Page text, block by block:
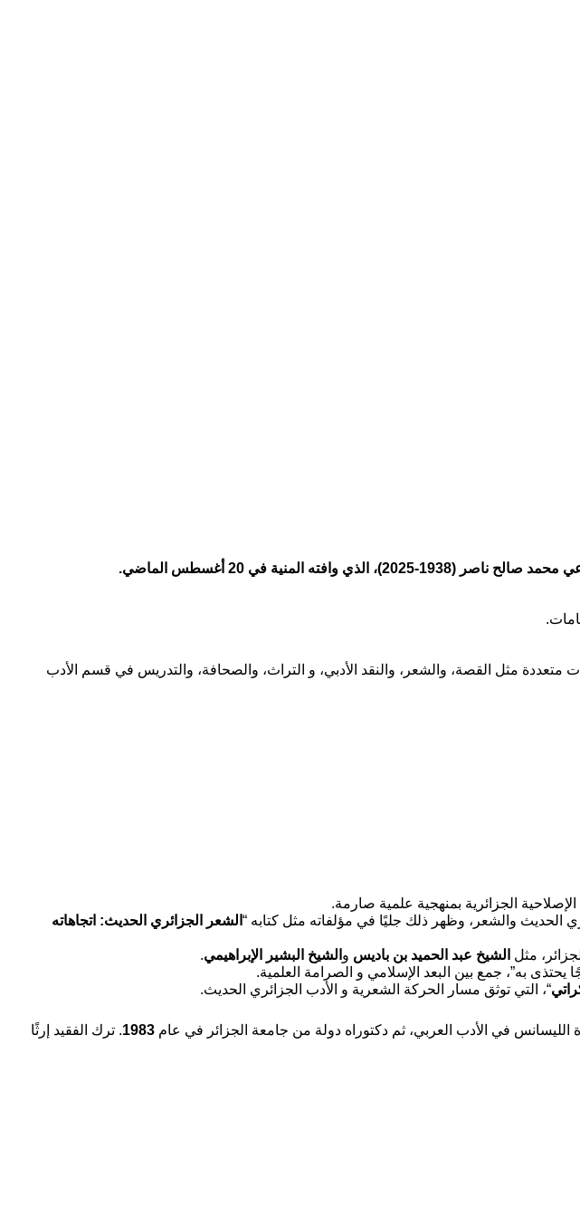
المنية في 20 أغسطس الماضي.
متعددة مثل القصة، والشعر، والنقد الأدبي، و التراث، والصحافة، والتدريس في قسم الأدب
الجزائرية بمنهجية علمية صارمة.
الحديث والشعر، وظهر ذلك جليًا في مؤلفاته مثل كتابه “ الشعر الجزائري الحديث: اتجاهاته
مثل الشيخ عبد الحميد بن باديس و الشيخ البشير الإبراهيمي.
يحتذى به”، جمع بين البعد الإسلامي و الصرامة العلمية.
“، التي توثق مسار الحركة الشعرية و الأدب الجزائري الحديث.
الليسانس في الأدب العربي، ثم دكتوراه دولة من جامعة الجزائر في عام 1983. ترك الفقيد إرثًا